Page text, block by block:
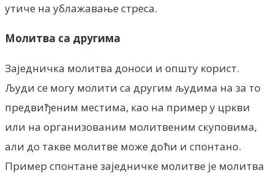
утиче на ублажавање стреса.
Молитва са другима
Заједничка молитва доноси и општу корист.
Људи се могу молити са другим људима на за то
предвиђеним местима, као на пример у цркви
или на организованим молитвеним скуповима,
али до такве молитве може доћи и спонтано.
Пример спонтане заједничке молитве је молитва